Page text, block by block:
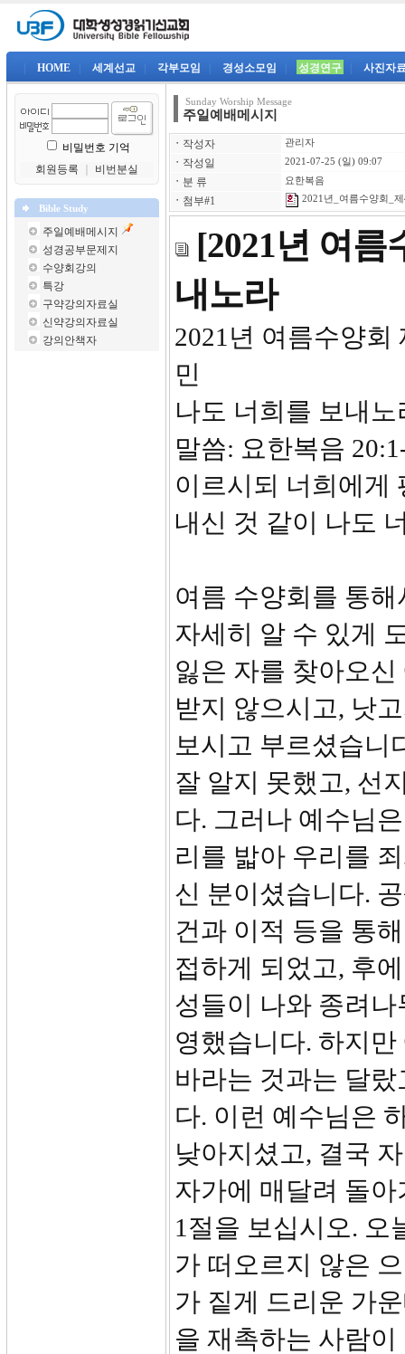
HOME 세계선교 각부모임 경성소모임 성경연구 사진자
비밀번호 기억
회원등록
비번분실
Bible Study
주일예배메시지
성경공부문제지
수양회강의
특강
구약강의자료실
신약강의자료실
강의안책자
Sunday Worship Message
주일예배메시지
ㆍ 작성자 관리자
ㆍ 작성일 2021-07-25 (일) 09:07
ㆍ 분 류 요한복음
ㆍ 첨부#1 2021년_여름수양회_
[2021년 여름
내노라
2021년
민
나도 너희를 보내노
말씀: 요한복음
이르시되 너희에게
내신 것 같이 나도
여름 수양회를 통
자세히 알 수 있게
잃은 자를 찾아오
받지 않으시고, 낫
보시고 부르셨습니
잘 알지 못했고, 선
다. 그러나 예수님
리를 밟아 우리를
신 분이셨습니다.
건과 이적 등을 통
접하게 되었고, 후
성들이 나와 종려
영했습니다. 하지
바라는 것과는 달
다. 이런 예수님은
낮아지셨고, 결국
자가에 매달려 돌
1절을 보십시오. 오
가 떠오르지 않은
가 짙게 드리운 가
을 재촉하는 사람